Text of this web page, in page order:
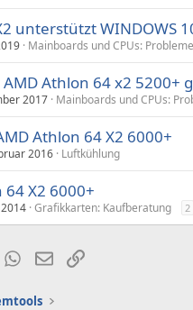
unterstützt WINDOWS
Mainboards und CPUs:
Athlon 64 x2 5200+
2017 Mainboards und CPUs:
Athlon 64 X2 6000+
2016 Luftkühlung
X2 6000+
Grafikkarten: Kaufberatung 2
WhatsApp
E-MailLink